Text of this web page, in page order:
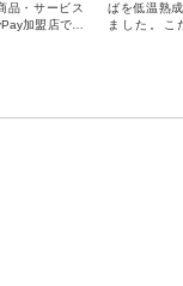
品・サービス
加盟店での
ばを低温熟
ました。こ